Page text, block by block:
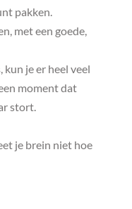
pakken.
met een goede,
kun je er heel veel
moment dat
stort.
je brein niet hoe